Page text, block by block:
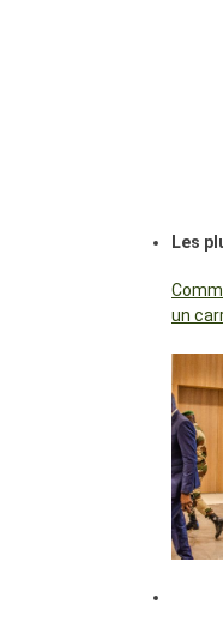
Les
un